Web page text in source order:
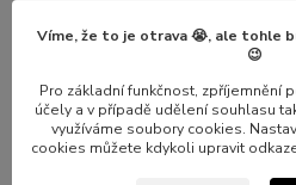
jednu vždy po ruce, pokud vám fixa
vyšroubujete a nahradíte touto novou.
Víme, že to je otrava 😭, ale tohle
😉
Pro základní funkčnost, zpříjemnění
účely a v případě udělení souhlasu
využíváme soubory cookies.
cookies můžete kdykoli upravit